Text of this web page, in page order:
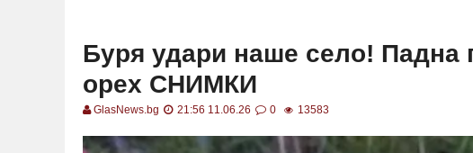
Буря удари наше село! Падна
орех СНИМКИ
GlasNews.bg 21:56 11.06.26 0 13583